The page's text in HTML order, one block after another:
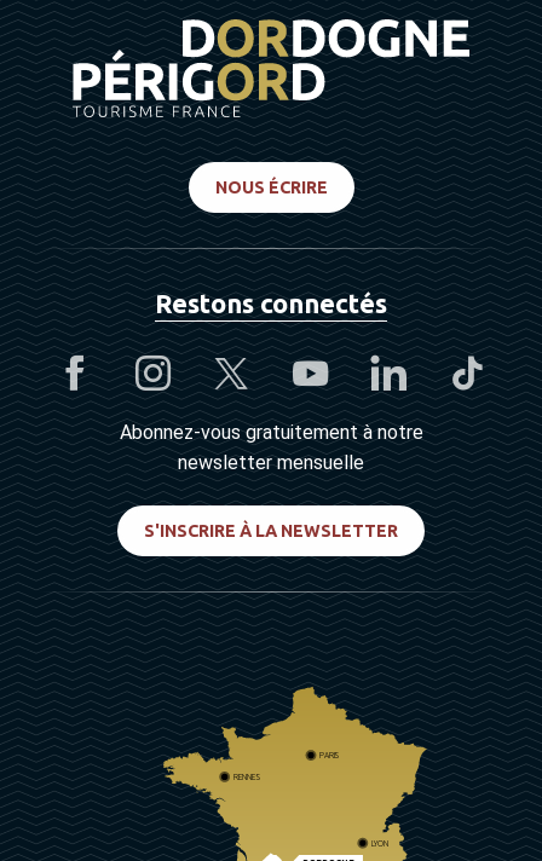
NOUS ÉCRIRE
Restons connectés
Abonnez-vous gratuitement à notre
newsletter mensuelle
S'INSCRIRE À LA NEWSLETTER
PARIS
RENNES
LYON